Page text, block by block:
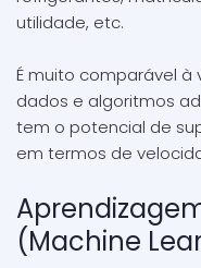
utilidade, etc.
É muito comparável à
dados e algoritmos
tem o potencial de
em termos de
(Machine